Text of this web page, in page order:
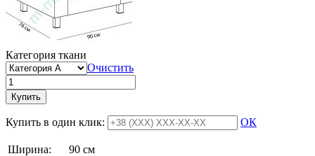
Категория ткани
Очистить
Купить
Купить в один клик: ОК
Ширина:
90 см